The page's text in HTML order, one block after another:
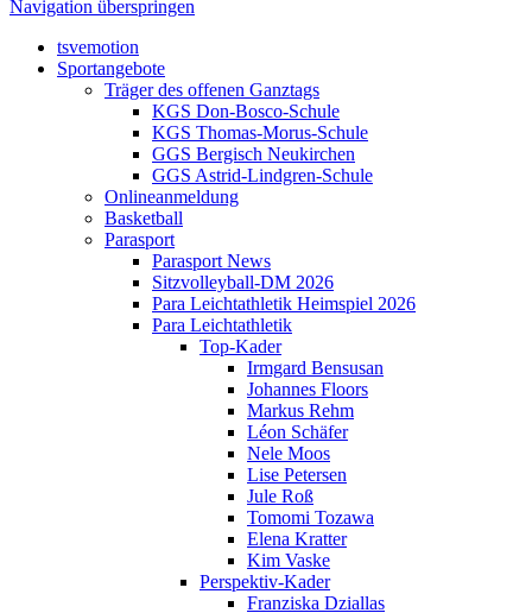
Navigation überspringen
tsvemotion
Sportangebote
Träger des offenen Ganztags
KGS Don-Bosco-Schule
KGS Thomas-Morus-Schule
GGS Bergisch Neukirchen
GGS Astrid-Lindgren-Schule
Onlineanmeldung
Basketball
Parasport
Parasport News
Sitzvolleyball-DM 2026
Para Leichtathletik Heimspiel 2026
Para Leichtathletik
Top-Kader
Irmgard Bensusan
Johannes Floors
Markus Rehm
Léon Schäfer
Nele Moos
Lise Petersen
Jule Roß
Tomomi Tozawa
Elena Kratter
Kim Vaske
Perspektiv-Kader
Franziska Dziallas